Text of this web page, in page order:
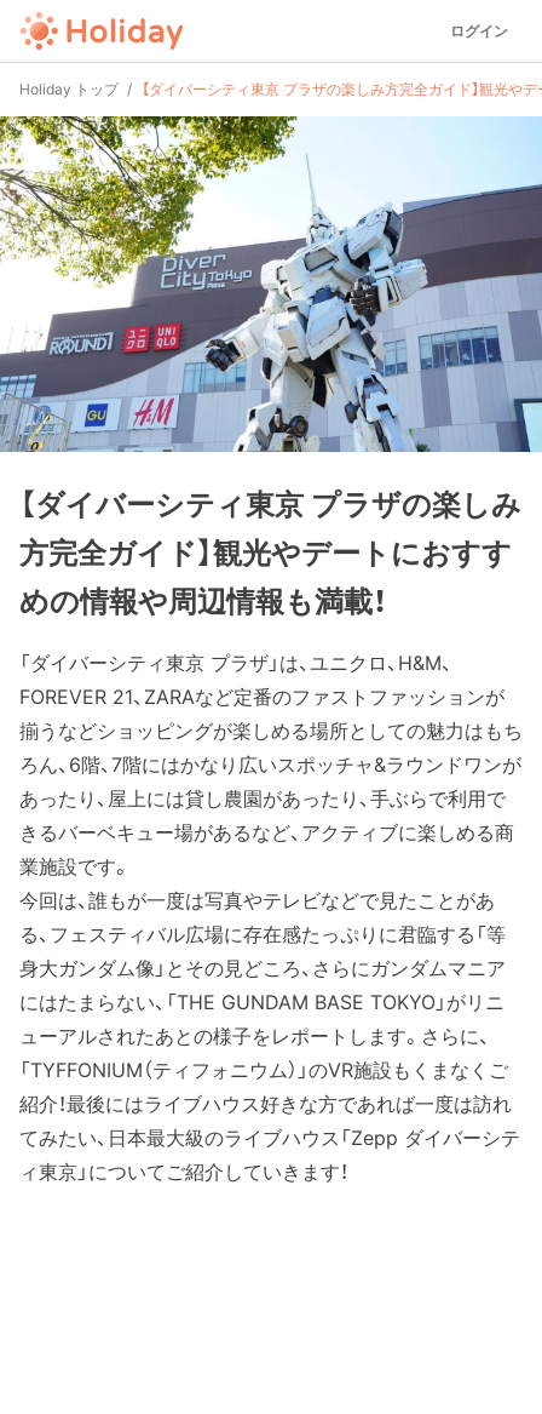
ログイン
Holiday トップ 【ダイバーシティ東京 プラザの楽しみ方完全ガイド】観光や
【ダイバーシティ東京 プラザの楽しみ
方完全ガイド】観光やデートにおすす
めの情報や周辺情報も満載！
「ダイバーシティ東京 プラザ」は、ユニクロ、H&M、
FOREVER 21、ZARAなど定番のファストファッションが
揃うなどショッピングが楽しめる場所としての魅力はもち
ろん、6階、7階にはかなり広いスポッチャ&ラウンドワンが
あったり、屋上には貸し農園があったり、手ぶらで利用で
きるバーベキュー場があるなど、アクティブに楽しめる商
業施設です。
今回は、誰もが一度は写真やテレビなどで見たことがあ
る、フェスティバル広場に存在感たっぷりに君臨する「等
身大ガンダム像」とその見どころ、さらにガンダムマニア
にはたまらない、「THE GUNDAM BASE TOKYO」がリニ
ューアルされたあとの様子をレポートします。さらに、
「TYFFONIUM（ティフォニウム）」のVR施設もくまなくご
紹介！最後にはライブハウス好きな方であれば一度は訪れ
てみたい、日本最大級のライブハウス「Zepp ダイバーシテ
ィ東京」についてご紹介していきます！